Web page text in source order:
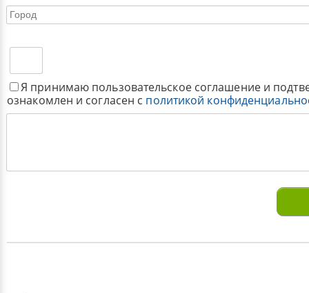
Я принимаю пользовательское соглашение и
ознакомлен и согласен с политикой